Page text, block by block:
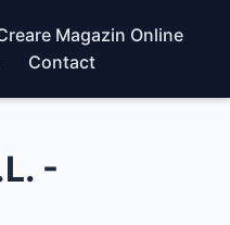
Magazin Online
Contact
-